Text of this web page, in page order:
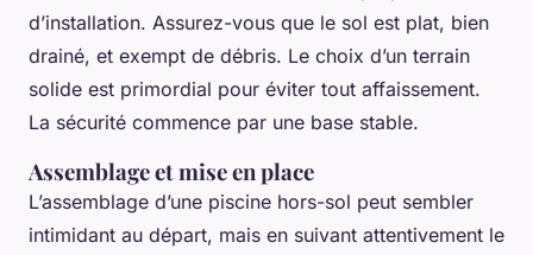
d’installation. Assurez-vous que le sol est plat, bien
drainé, et exempt de débris. Le choix d’un terrain
solide est primordial pour éviter tout affaissement.
La sécurité commence par une base stable.
Assemblage et mise en place
L’assemblage d’une piscine hors-sol peut sembler
intimidant au départ, mais en suivant attentivement le